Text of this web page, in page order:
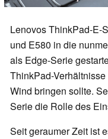
Lenovos ThinkPad-E-
und E580 in die
als Edge-Serie
ThinkPad-
Wind bringen sollte.
Serie die Rolle des
Seit geraumer Zeit ist